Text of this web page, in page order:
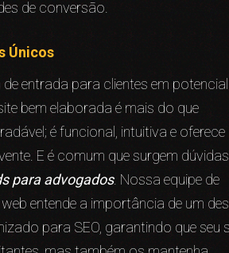
de conversão.
Únicos
de entrada para clientes em
bem elaborada é mais do que
é funcional, intuitiva e oferece
E é comum que surgem dúvidas
para advogados. Nossa equipe de
entende a importância de um
para SEO, garantindo que seu